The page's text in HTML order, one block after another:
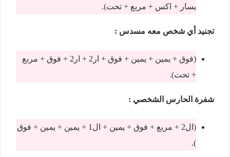
يسار + اكس + مربع + تحت).
تجنيد أي شخص معه مسدس :
(فوق + يمين + يمين + فوق + ار2 + ار2 + فوق + مربع
+ تحت).
شفرة الحارس الشخصي :
(ال2 + مربع + فوق + يمين + ال1 + يمين + يمين + فوق
).